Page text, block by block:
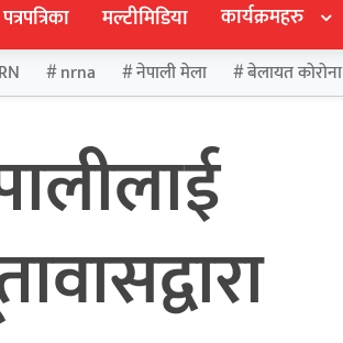
पत्रपत्रिका मल्टीमिडिया कार्यक्रमहरु
nrna नेपाली मेला बेलायत कोरोना